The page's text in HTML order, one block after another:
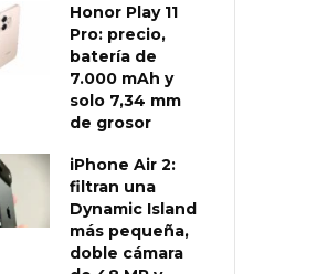
Honor Play 11
Pro: precio,
batería de
7.000 mAh y
solo 7,34 mm
de grosor
iPhone Air 2:
filtran una
Dynamic Island
más pequeña,
doble cámara